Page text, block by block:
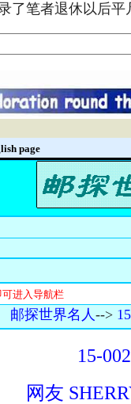
了笔者退休以后
page
可进入导航栏 本页
邮探世界名人-->
15-
网友